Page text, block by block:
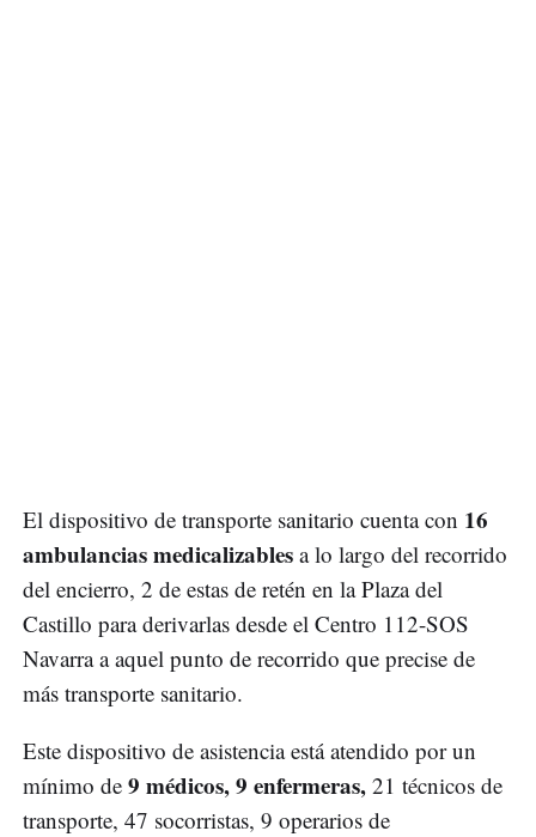
El dispositivo de transporte sanitario cuenta con 16
ambulancias medicalizables a lo largo del recorrido
del encierro, 2 de estas de retén en la Plaza del
Castillo para derivarlas desde el Centro 112-SOS
Navarra a aquel punto de recorrido que precise de
más transporte sanitario.
Este dispositivo de asistencia está atendido por un
mínimo de 9 médicos, 9 enfermeras, 21 técnicos de
transporte, 47 socorristas, 9 operarios de